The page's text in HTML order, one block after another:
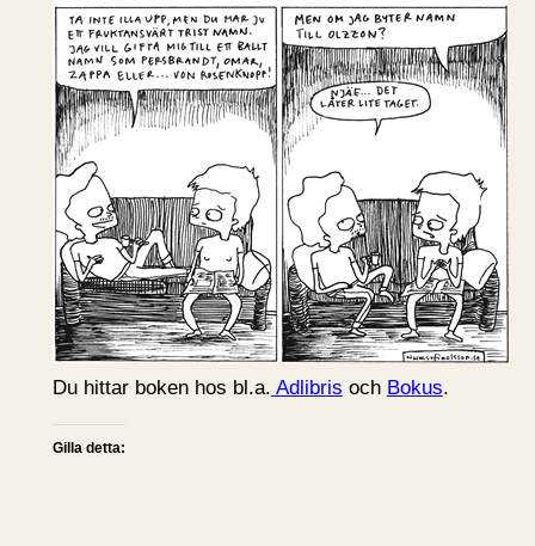
Du hittar boken hos bl.a. Adlibris och Bokus.
Gilla detta: